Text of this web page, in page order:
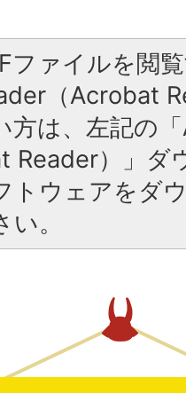
ファイルを閲
（Acrobat
方は、左記の
Reader）」ダ
トウェアをダ
。